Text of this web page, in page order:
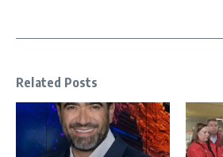
Related Posts